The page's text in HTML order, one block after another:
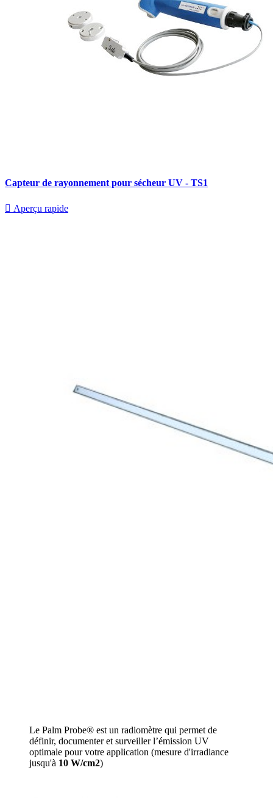
Capteur de rayonnement pour sécheur UV - TS1
 Aperçu rapide
Le Palm Probe® est un radiomètre qui permet de
définir, documenter et surveiller l’émission UV
optimale pour votre application (mesure d'irradiance
jusqu'à 10 W/cm2)